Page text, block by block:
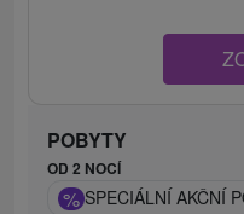
POBYTY
OD 2 NOCÍ
% SPECIÁLNÍ AKČNÍ